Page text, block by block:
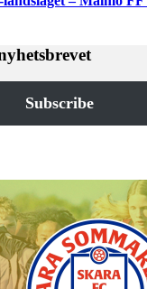
Subscribe